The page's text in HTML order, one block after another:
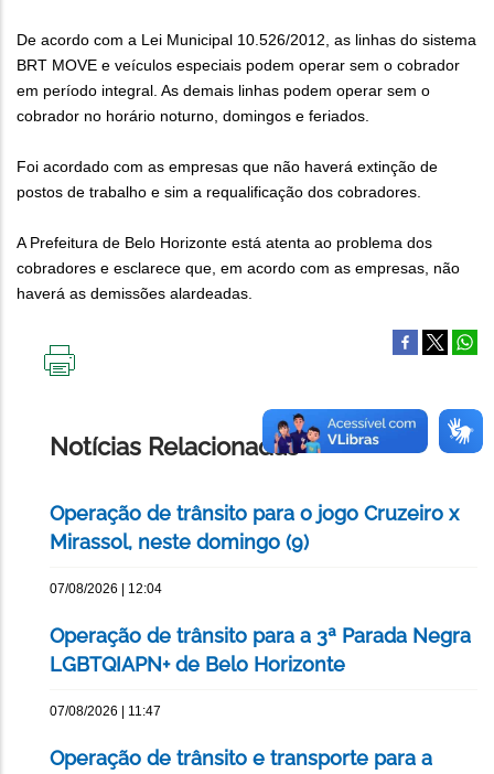
De acordo com a Lei Municipal 10.526/2012, as linhas do sistema
BRT MOVE e veículos especiais podem operar sem o cobrador
em período integral. As demais linhas podem operar sem o
cobrador no horário noturno, domingos e feriados.
Foi acordado com as empresas que não haverá extinção de
postos de trabalho e sim a requalificação dos cobradores.
A Prefeitura de Belo Horizonte está atenta ao problema dos
cobradores e esclarece que, em acordo com as empresas, não
haverá as demissões alardeadas.
Notícias Relacionadas
Operação de trânsito para o jogo Cruzeiro x
Mirassol, neste domingo (9)
07/08/2026 | 12:04
Operação de trânsito para a 3ª Parada Negra
LGBTQIAPN+ de Belo Horizonte
07/08/2026 | 11:47
Operação de trânsito e transporte para a